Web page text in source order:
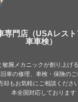
専門店（USAレスト
車車検）
腕メカニックが創り上げ
車の修理、車検・保険のご
却もお気軽にご相談くださ
本全国対応しております